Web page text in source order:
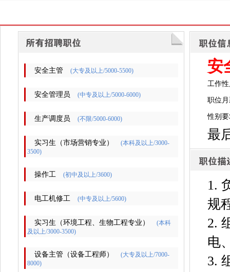
安全主管 (大专及以上/5000-5500)
安全管理员 (中专及以上/5000-6000)
生产调度员 (不限/5000-6000)
实习生（市场营销专业）
(本科及以上/3000-
3500)
操作工 (初中及以上/3600)
电工机修工 (中专及以上/5600)
实习生（环境工程、生物工程专业）
(本科
及以上/3000-3500)
设备主管（设备工程师）
(大专及以上/7000-
8000)
安
工作
职位月
性别
最
1.
规
2.
电
3.